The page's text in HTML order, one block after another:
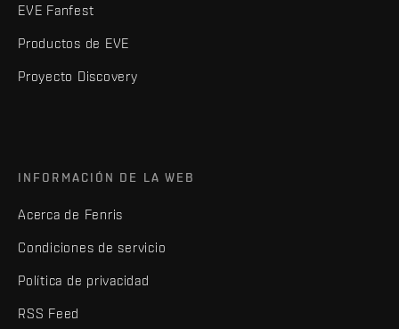
EVE Fanfest
Productos de EVE
Proyecto Discovery
INFORMACIÓN DE LA WEB
Acerca de Fenris
Condiciones de servicio
Política de privacidad
RSS Feed